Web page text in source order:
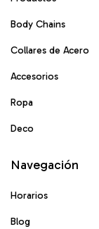
Body Chains
Collares de Acero
Accesorios
Ropa
Deco
Navegación
Horarios
Blog